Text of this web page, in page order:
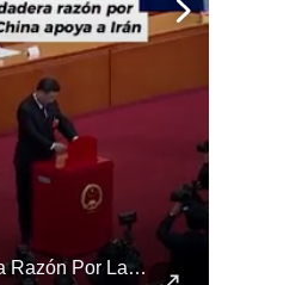
La Verdadera Razón Por La Que China Apoya A Irán | Gestión Mundo